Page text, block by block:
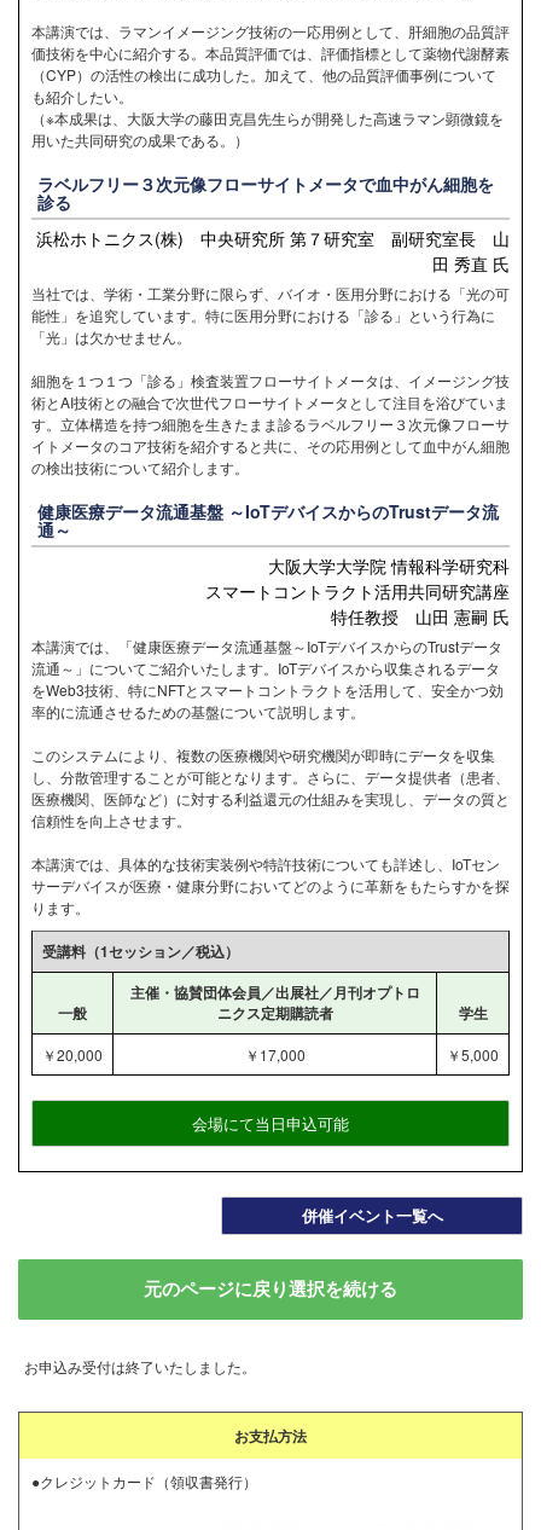
本講演では、ラマンイメージング技術の一応用例として、肝細胞の品質評
価技術を中心に紹介する。本品質評価では、評価指標として薬物代謝酵素
（CYP）の活性の検出に成功した。加えて、他の品質評価事例について
も紹介したい。
（※本成果は、大阪大学の藤田克昌先生らが開発した高速ラマン顕微鏡を
用いた共同研究の成果である。）
ラベルフリー３次元像フローサイトメータで血中がん細胞を
診る
浜松ホトニクス(株) 中央研究所 第７研究室 副研究室長 山
田 秀直 氏
当社では、学術・工業分野に限らず、バイオ・医用分野における「光の可
能性」を追究しています。特に医用分野における「診る」という行為に
「光」は欠かせません。
細胞を１つ１つ「診る」検査装置フローサイトメータは、イメージング技
術とAI技術との融合で次世代フローサイトメータとして注目を浴びていま
す。立体構造を持つ細胞を生きたまま診るラベルフリー３次元像フローサ
イトメータのコア技術を紹介すると共に、その応用例として血中がん細胞
の検出技術について紹介します。
健康医療データ流通基盤 ～IoTデバイスからのTrustデータ流
通～
大阪大学大学院 情報科学研究科
スマートコントラクト活用共同研究講座
特任教授 山田 憲嗣 氏
本講演では、「健康医療データ流通基盤～IoTデバイスからのTrustデータ
流通～」についてご紹介いたします。IoTデバイスから収集されるデータ
をWeb3技術、特にNFTとスマートコントラクトを活用して、安全かつ効
率的に流通させるための基盤について説明します。
このシステムにより、複数の医療機関や研究機関が即時にデータを収集
し、分散管理することが可能となります。さらに、データ提供者（患者、
医療機関、医師など）に対する利益還元の仕組みを実現し、データの質と
信頼性を向上させます。
本講演では、具体的な技術実装例や特許技術についても詳述し、IoTセン
サーデバイスが医療・健康分野においてどのように革新をもたらすかを探
ります。
受講料（1セッション／税込）
一般
主催・協賛団体会員／出展社／月刊オプトロ
ニクス定期購読者
学生
￥20,000 ￥17,000 ￥5,000
会場にて当日申込可能
併催イベント一覧へ
元のページに戻り選択を続ける
お申込み受付は終了いたしました。
お支払方法
●クレジットカード（領収書発行）